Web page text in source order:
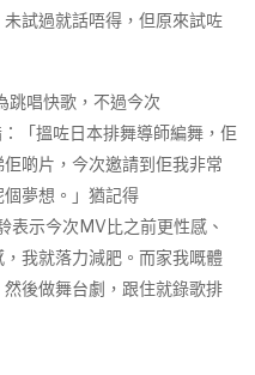
試過就話唔得，但原來試咗
跳唱快歌，不過今次
「搵咗日本排舞導師編舞，佢
啲片，今次邀請到佢我非常
夢想。」猶記得
表示今次MV比之前更性感、
我就落力減肥。而家我嘅體
後做舞台劇，跟住就錄歌排